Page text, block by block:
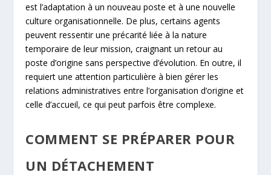
est l’adaptation à un nouveau poste et à une nouvelle
culture organisationnelle. De plus, certains agents
peuvent ressentir une précarité liée à la nature
temporaire de leur mission, craignant un retour au
poste d’origine sans perspective d’évolution. En outre, il
requiert une attention particulière à bien gérer les
relations administratives entre l’organisation d’origine et
celle d’accueil, ce qui peut parfois être complexe.
COMMENT SE PRÉPARER POUR
UN DÉTACHEMENT